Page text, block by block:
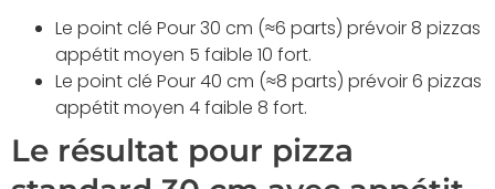
Le point clé Pour 30 cm (≈6 parts) prévoir 8 pizzas
appétit moyen 5 faible 10 fort.
Le point clé Pour 40 cm (≈8 parts) prévoir 6 pizzas
appétit moyen 4 faible 8 fort.
Le résultat pour pizza